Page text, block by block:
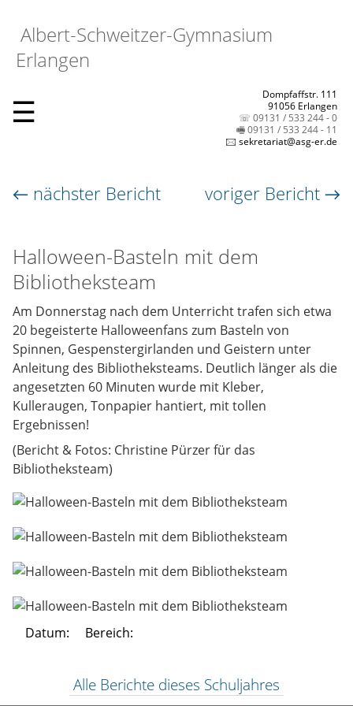
Albert-Schweitzer-Gymnasium
Erlangen
☰
Dompfaffstr. 111
91056 Erlangen
☏ 09131 / 533 244 - 0
🖷 09131 / 533 244 - 11
🖂 sekretariat@asg-er.de
← nächster Bericht voriger Bericht →
Halloween-Basteln mit dem
Bibliotheksteam
Am Donnerstag nach dem Unterricht trafen sich etwa
20 begeisterte Halloweenfans zum Basteln von
Spinnen, Gespenstergirlanden und Geistern unter
Anleitung des Bibliotheksteams. Deutlich länger als die
angesetzten 60 Minuten wurde mit Kleber,
Kulleraugen, Tonpapier hantiert, mit tollen
Ergebnissen!
(Bericht & Fotos: Christine Pürzer für das
Bibliotheksteam)
Datum: Bereich:
Alle Berichte dieses Schuljahres